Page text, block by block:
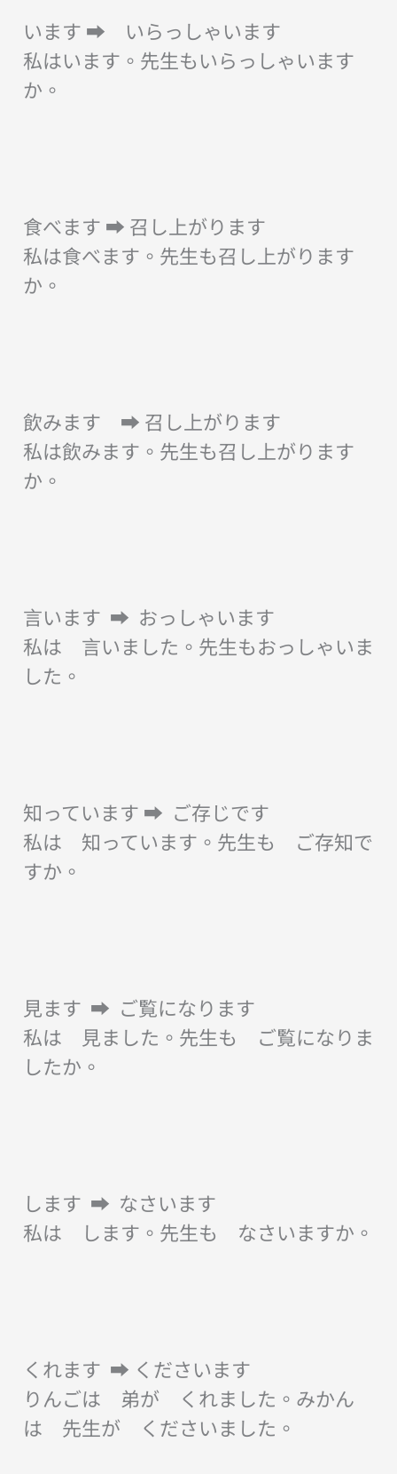
います ➡︎ いらっしゃいます
私はいます。先生もいらっしゃいます
か。
食べます ➡︎ 召し上がります
私は食べます。先生も召し上がります
か。
飲みます ➡︎ 召し上がります
私は飲みます。先生も召し上がります
か。
言います ➡︎ おっしゃいます
私は 言いました。先生もおっしゃいま
した。
知っています ➡︎ ご存じです
私は 知っています。先生も ご存知で
すか。
見ます ➡︎ ご覧になります
私は 見ました。先生も ご覧になりま
したか。
します ➡︎ なさいます
私は します。先生も なさいますか。
くれます ➡︎ くださいます
りんごは 弟が くれました。みかん
は 先生が くださいました。